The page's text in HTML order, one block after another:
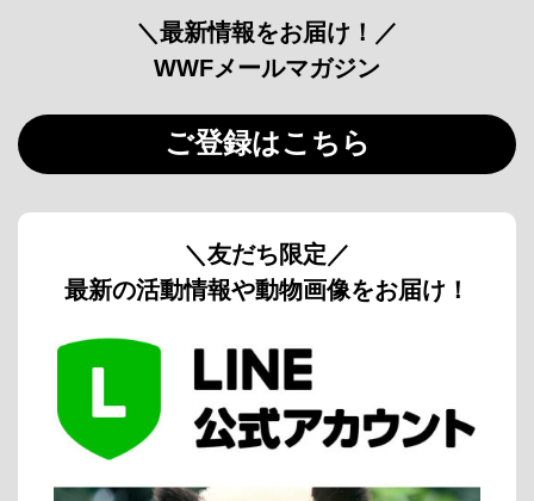
＼最新情報をお届け！／
WWFメールマガジン
ご登録はこちら
＼友だち限定／
最新の活動情報や動物画像をお届け！